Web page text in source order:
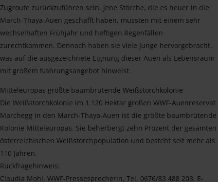
Zugroute zurückzuführen sein. Jene Störche, die es heuer in die
March-Thaya-Auen geschafft haben, mussten mit einem sehr
wechselhaften Frühjahr und heftigen Regenfällen
zurechtkommen. Dennoch haben sie viele Junge hervorgebracht,
was auf die ausgezeichnete Eignung dieser Auen als Lebensraum
mit großem Nahrungsangebot hinweist.
Mitteleuropas größte baumbrütende Weißstorchkolonie
Die Weißstorchkolonie im 1.120 Hektar großen WWF-Auenreservat
Marchegg in den March-Thaya-Auen ist die größte baumbrütende
Kolonie Mitteleuropas. Sie beherbergt zehn Prozent der gesamten
österreichischen Weißstorchpopulation und besteht seit mehr als
110 Jahren.
Rückfragehinweis:
Claudia Mohl, WWF-Pressesprecherin, Tel. 0676/83 488 203, E-